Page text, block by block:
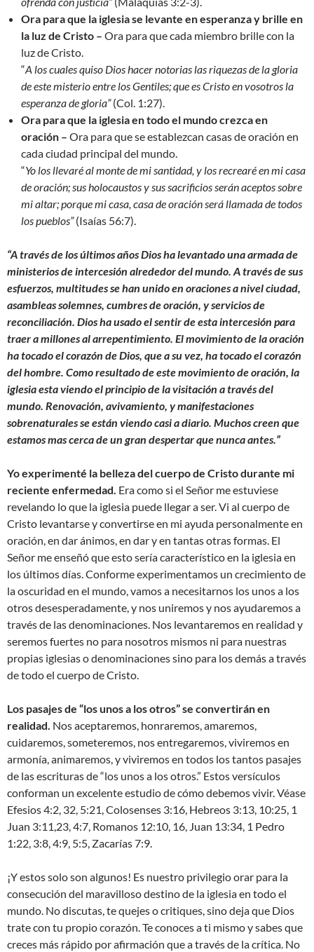
Ora para que la iglesia se levante en esperanza y brille en
la luz de Cristo – Ora para que cada miembro brille con la
luz de Cristo.
“A los cuales quiso Dios hacer notorias las riquezas de la gloria
de este misterio entre los Gentiles; que es Cristo en vosotros la
esperanza de gloria”(Col. 1:27).
Ora para que la iglesia en todo el mundo crezca en
oración – Ora para que se establezcan casas de oración en
cada ciudad principal del mundo.
“Yo los llevaré al monte de mi santidad, y los recrearé en mi casa
de oración; sus holocaustos y sus sacrificios serán aceptos sobre
mi altar; porque mi casa, casa de oración será llamada de todos
los pueblos”(Isaías 56:7).
“A través de los últimos años Dios ha levantado una armada de
ministerios de intercesión alrededor del mundo. A través de sus
esfuerzos, multitudes se han unido en oraciones a nivel ciudad,
asambleas solemnes, cumbres de oración, y servicios de
reconciliación. Dios ha usado el sentir de esta intercesión para
traer a millones al arrepentimiento. El movimiento de la oración
ha tocado el corazón de Dios, que a su vez, ha tocado el corazón
del hombre. Como resultado de este movimiento de oración, la
iglesia esta viendo el principio de la visitación a través del
mundo. Renovación, avivamiento, y manifestaciones
sobrenaturales se están viendo casi a diario. Muchos creen que
estamos mas cerca de un gran despertar que nunca antes.”
Yo experimenté la belleza del cuerpo de Cristo durante mi
reciente enfermedad. Era como si el Señor me estuviese
revelando lo que la iglesia puede llegar a ser. Vi al cuerpo de
Cristo levantarse y convertirse en mi ayuda personalmente en
oración, en dar ánimos, en dar y en tantas otras formas. El
Señor me enseñó que esto sería característico en la iglesia en
los últimos días. Conforme experimentamos un crecimiento de
la oscuridad en el mundo, vamos a necesitarnos los unos a los
otros desesperadamente, y nos uniremos y nos ayudaremos a
través de las denominaciones. Nos levantaremos en realidad y
seremos fuertes no para nosotros mismos ni para nuestras
propias iglesias o denominaciones sino para los demás a través
de todo el cuerpo de Cristo.
Los pasajes de “los unos a los otros” se convertirán en
realidad. Nos aceptaremos, honraremos, amaremos,
cuidaremos, someteremos, nos entregaremos, viviremos en
armonía, animaremos, y viviremos en todos los tantos pasajes
de las escrituras de “los unos a los otros.” Estos versículos
conforman un excelente estudio de cómo debemos vivir. Véase
Efesios 4:2, 32, 5:21, Colosenses 3:16, Hebreos 3:13, 10:25, 1
Juan 3:11,23, 4:7, Romanos 12:10, 16, Juan 13:34, 1 Pedro
1:22, 3:8, 4:9, 5:5, Zacarías 7:9.
¡Y estos solo son algunos! Es nuestro privilegio orar para la
consecución del maravilloso destino de la iglesia en todo el
mundo. No discutas, te quejes o critiques, sino deja que Dios
trate con tu propio corazón. Te conoces a ti mismo y sabes que
creces más rápido por afirmación que a través de la crítica. No